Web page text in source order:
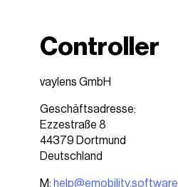
Controller
vaylens GmbH
Geschäftsadresse:
Ezzestraße 8
44379 Dortmund
Deutschland
M: help@emobility.software